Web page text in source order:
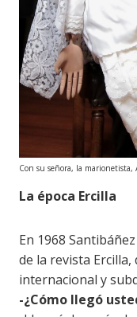
Con su señora, la marionetista,
La época Ercilla
En 1968
de la revista
internacional y
-¿Cómo llegó